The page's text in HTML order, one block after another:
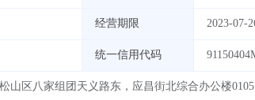
经营期限 2023-07-
统一信用代码
山区八家组团天义路东，应昌街北综合办公楼